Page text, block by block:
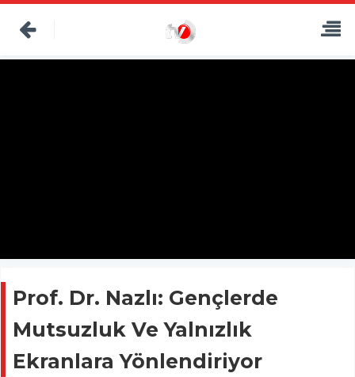
Prof. Dr. Nazlı: Gençlerde
Mutsuzluk Ve Yalnızlık
Ekranlara Yönlendiriyor